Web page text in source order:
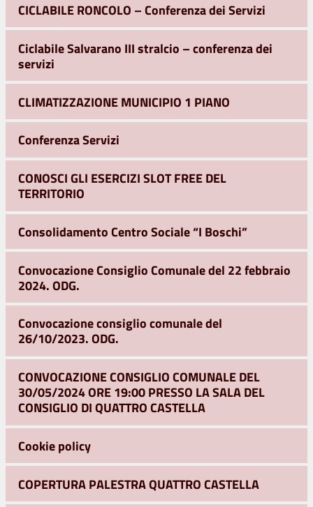
CICLABILE RONCOLO – Conferenza dei Servizi
Ciclabile Salvarano III stralcio – conferenza dei
servizi
CLIMATIZZAZIONE MUNICIPIO 1 PIANO
Conferenza Servizi
CONOSCI GLI ESERCIZI SLOT FREE DEL
TERRITORIO
Consolidamento Centro Sociale “I Boschi”
Convocazione Consiglio Comunale del 22 febbraio
2024. ODG.
Convocazione consiglio comunale del
26/10/2023. ODG.
CONVOCAZIONE CONSIGLIO COMUNALE DEL
30/05/2024 ORE 19:00 PRESSO LA SALA DEL
CONSIGLIO DI QUATTRO CASTELLA
Cookie policy
COPERTURA PALESTRA QUATTRO CASTELLA